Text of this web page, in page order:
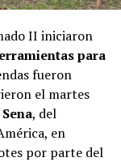
II iniciaron
para
fueron
el martes
, del
en
por parte del